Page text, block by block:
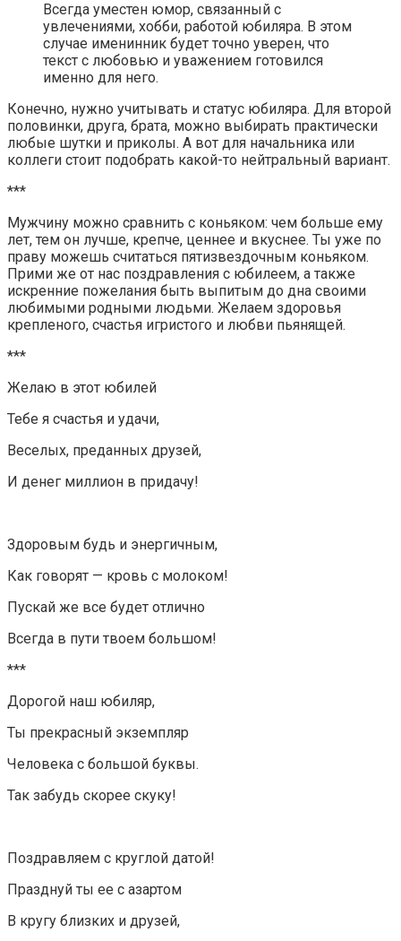
Всегда уместен юмор, связанный с
увлечениями, хобби, работой юбиляра. В этом
случае именинник будет точно уверен, что
текст с любовью и уважением готовился
именно для него.
Конечно, нужно учитывать и статус юбиляра. Для второй
половинки, друга, брата, можно выбирать практически
любые шутки и приколы. А вот для начальника или
коллеги стоит подобрать какой-то нейтральный вариант.
***
Мужчину можно сравнить с коньяком: чем больше ему
лет, тем он лучше, крепче, ценнее и вкуснее. Ты уже по
праву можешь считаться пятизвездочным коньяком.
Прими же от нас поздравления с юбилеем, а также
искренние пожелания быть выпитым до дна своими
любимыми родными людьми. Желаем здоровья
крепленого, счастья игристого и любви пьянящей.
***
Желаю в этот юбилей
Тебе я счастья и удачи,
Веселых, преданных друзей,
И денег миллион в придачу!
Здоровым будь и энергичным,
Как говорят — кровь с молоком!
Пускай же все будет отлично
Всегда в пути твоем большом!
***
Дорогой наш юбиляр,
Ты прекрасный экземпляр
Человека с большой буквы.
Так забудь скорее скуку!
Поздравляем с круглой датой!
Празднуй ты ее с азартом
В кругу близких и друзей,